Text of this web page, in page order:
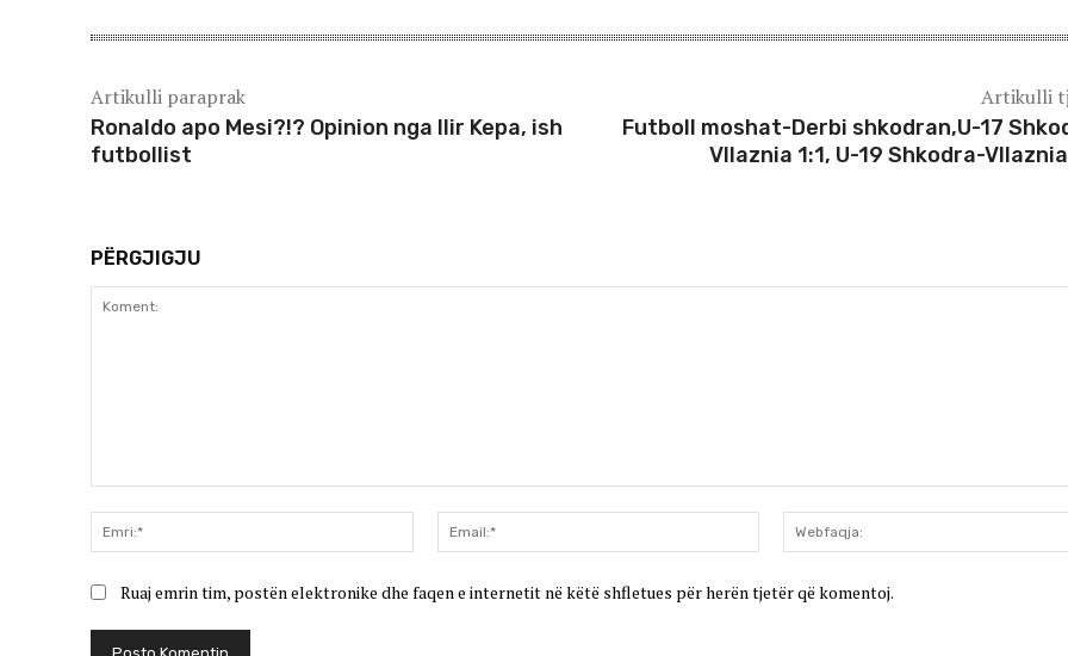
Artikulli paraprak
Ronaldo apo Mesi?!? Opinion nga Ilir Kepa, ish
futbollist
Artikulli
Futboll moshat-Derbi shkodran,U-17
Vllaznia 1:1, U-19 Shkodra-
PËRGJIGJU
Emri:*
Email:*
Ruaj emrin tim, postën elektronike dhe faqen e internetit në këtë shfletues për herën tjetër që komentoj.